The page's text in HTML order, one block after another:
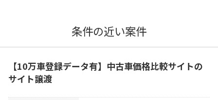
条件の近い案件
【10万車登録データ有】中古車価格比較サイトの
サイト譲渡